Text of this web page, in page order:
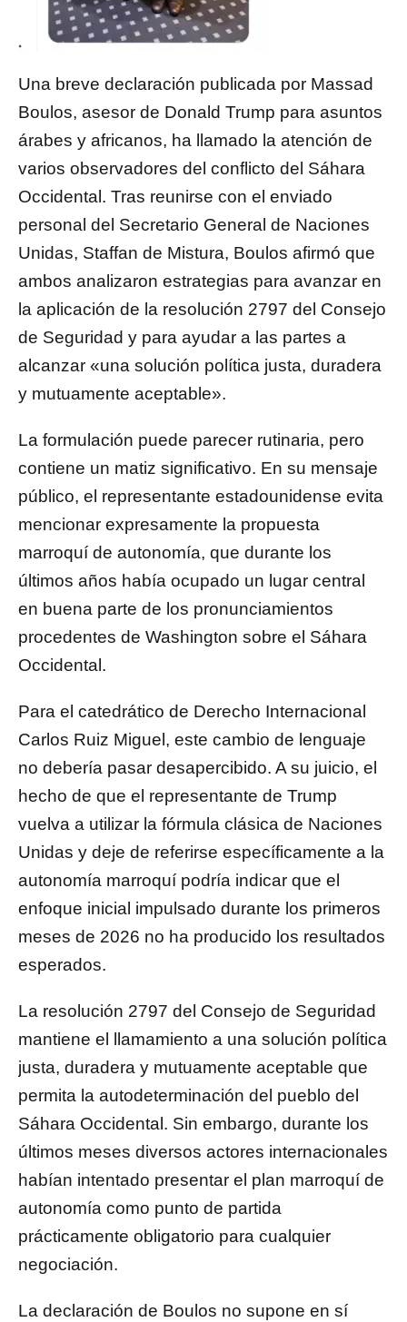
Una breve declaración publicada por Massad
Boulos, asesor de Donald Trump para asuntos
árabes y africanos, ha llamado la atención de
varios observadores del conflicto del Sáhara
Occidental. Tras reunirse con el enviado
personal del Secretario General de Naciones
Unidas, Staffan de Mistura, Boulos afirmó que
ambos analizaron estrategias para avanzar en
la aplicación de la resolución 2797 del Consejo
de Seguridad y para ayudar a las partes a
alcanzar «una solución política justa, duradera
y mutuamente aceptable».
La formulación puede parecer rutinaria, pero
contiene un matiz significativo. En su mensaje
público, el representante estadounidense evita
mencionar expresamente la propuesta
marroquí de autonomía, que durante los
últimos años había ocupado un lugar central
en buena parte de los pronunciamientos
procedentes de Washington sobre el Sáhara
Occidental.
Para el catedrático de Derecho Internacional
Carlos Ruiz Miguel, este cambio de lenguaje
no debería pasar desapercibido. A su juicio, el
hecho de que el representante de Trump
vuelva a utilizar la fórmula clásica de Naciones
Unidas y deje de referirse específicamente a la
autonomía marroquí podría indicar que el
enfoque inicial impulsado durante los primeros
meses de 2026 no ha producido los resultados
esperados.
La resolución 2797 del Consejo de Seguridad
mantiene el llamamiento a una solución política
justa, duradera y mutuamente aceptable que
permita la autodeterminación del pueblo del
Sáhara Occidental. Sin embargo, durante los
últimos meses diversos actores internacionales
habían intentado presentar el plan marroquí de
autonomía como punto de partida
prácticamente obligatorio para cualquier
negociación.
La declaración de Boulos no supone en sí